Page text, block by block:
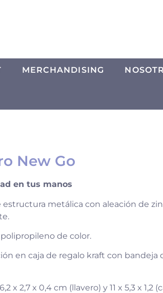
MERCHANDISING
New Go
en tus manos
estructura metálica con aleación de
de color.
en caja de regalo kraft con bandeja
6,2 x 2,7 x 0,4 cm (llavero) y 11 x 5,3 x 1,2